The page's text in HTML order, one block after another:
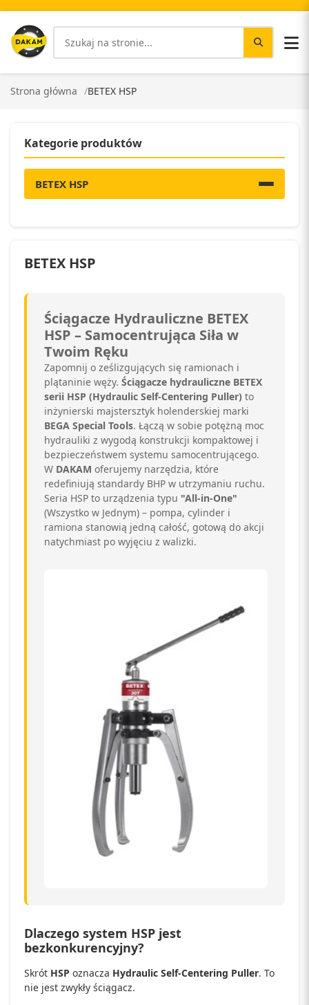
Strona główna BETEX HSP
Kategorie produktów
BETEX HSP
BETEX HSP
Ściągacze Hydrauliczne BETEX
HSP – Samocentrująca Siła w
Twoim Ręku
Zapomnij o ześlizgujących się ramionach i
plątaninie węży. Ściągacze hydrauliczne BETEX
serii HSP (Hydraulic Self-Centering Puller) to
inżynierski majstersztyk holenderskiej marki
BEGA Special Tools. Łączą w sobie potężną moc
hydrauliki z wygodą konstrukcji kompaktowej i
bezpieczeństwem systemu samocentrującego.
W DAKAM oferujemy narzędzia, które
redefiniują standardy BHP w utrzymaniu ruchu.
Seria HSP to urządzenia typu "All-in-One"
(Wszystko w Jednym) – pompa, cylinder i
ramiona stanowią jedną całość, gotową do akcji
natychmiast po wyjęciu z walizki.
Dlaczego system HSP jest
bezkonkurencyjny?
Skrót HSP oznacza Hydraulic Self-Centering Puller. To
nie jest zwykły ściągacz.